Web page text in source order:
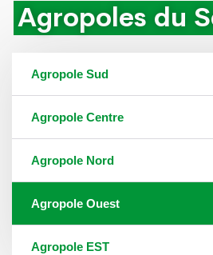
Agropoles du
Agropole Sud
Agropole Centre
Agropole Nord
Agropole Ouest
Agropole EST